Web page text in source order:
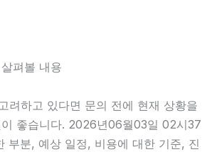
펴볼 내용
려하고 있다면 문의 전에 현재 상황을
좋습니다. 2026년06월03일 02시37
부분, 예상 일정, 비용에 대한 기준, 진